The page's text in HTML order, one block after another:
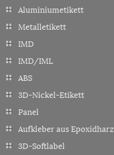
Aluminiumetikett
Metalletikett
IMD
IMD/IML
ABS
3D-Nickel-Etikett
Panel
Aufkleber aus Epoxidharz
3D-Softlabel